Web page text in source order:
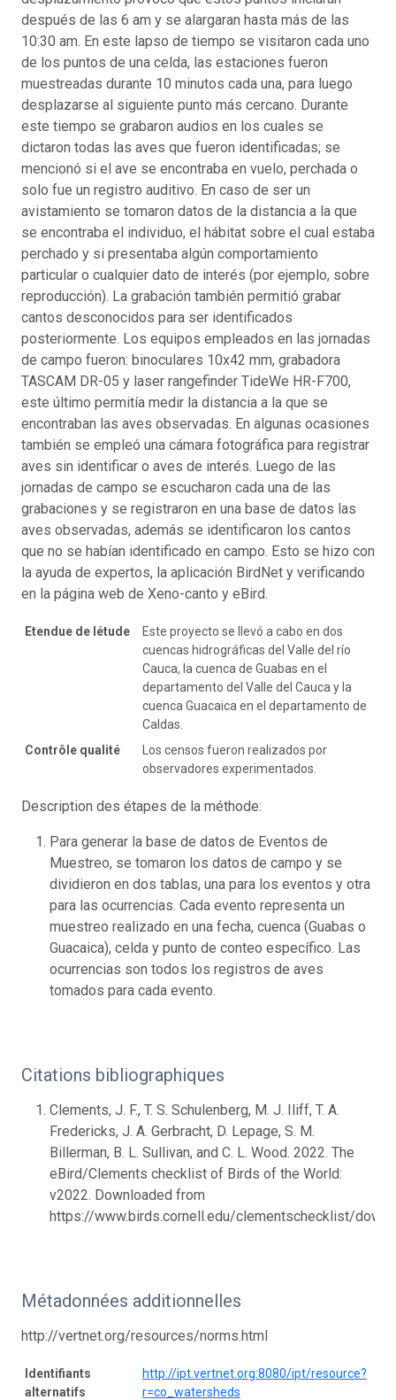
después de las 6 am y se alargaran hasta más de las
10:30 am. En este lapso de tiempo se visitaron cada uno
de los puntos de una celda, las estaciones fueron
muestreadas durante 10 minutos cada una, para luego
desplazarse al siguiente punto más cercano. Durante
este tiempo se grabaron audios en los cuales se
dictaron todas las aves que fueron identificadas; se
mencionó si el ave se encontraba en vuelo, perchada o
solo fue un registro auditivo. En caso de ser un
avistamiento se tomaron datos de la distancia a la que
se encontraba el individuo, el hábitat sobre el cual estaba
perchado y si presentaba algún comportamiento
particular o cualquier dato de interés (por ejemplo, sobre
reproducción). La grabación también permitió grabar
cantos desconocidos para ser identificados
posteriormente. Los equipos empleados en las jornadas
de campo fueron: binoculares 10x42 mm, grabadora
TASCAM DR-05 y laser rangefinder TideWe HR-F700,
este último permitía medir la distancia a la que se
encontraban las aves observadas. En algunas ocasiones
también se empleó una cámara fotográfica para registrar
aves sin identificar o aves de interés. Luego de las
jornadas de campo se escucharon cada una de las
grabaciones y se registraron en una base de datos las
aves observadas, además se identificaron los cantos
que no se habían identificado en campo. Esto se hizo con
la ayuda de expertos, la aplicación BirdNet y verificando
en la página web de Xeno-canto y eBird.
Etendue de létude
Este proyecto se llevó a cabo en dos
cuencas hidrográficas del Valle del río
Cauca, la cuenca de Guabas en el
departamento del Valle del Cauca y la
cuenca Guacaica en el departamento de
Caldas.
Contrôle qualité
Los censos fueron realizados por
observadores experimentados.
Description des étapes de la méthode:
Para generar la base de datos de Eventos de
Muestreo, se tomaron los datos de campo y se
dividieron en dos tablas, una para los eventos y otra
para las ocurrencias. Cada evento representa un
muestreo realizado en una fecha, cuenca (Guabas o
Guacaica), celda y punto de conteo específico. Las
ocurrencias son todos los registros de aves
tomados para cada evento.
Citations bibliographiques
Clements, J. F., T. S. Schulenberg, M. J. Iliff, T. A.
Fredericks, J. A. Gerbracht, D. Lepage, S. M.
Billerman, B. L. Sullivan, and C. L. Wood. 2022. The
eBird/Clements checklist of Birds of the World:
v2022. Downloaded from
https://www.birds.cornell.edu/clementschecklist/
Métadonnées additionnelles
http://vertnet.org/resources/norms.html
Identifiants
alternatifs
http://ipt.vertnet.org:8080/ipt/resource?
r=co_watersheds